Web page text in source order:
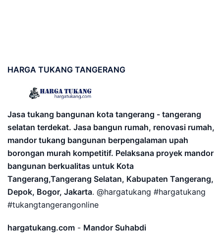
HARGA TUKANG TANGERANG
Jasa tukang bangunan kota tangerang - tangerang
selatan terdekat. Jasa bangun rumah, renovasi rumah,
mandor tukang bangunan berpengalaman upah
borongan murah kompetitif. Pelaksana proyek mandor
bangunan berkualitas untuk Kota
Tangerang,Tangerang Selatan, Kabupaten Tangerang,
Depok, Bogor, Jakarta. @hargatukang #hargatukang
#tukangtangerangonline
hargatukang.com - Mandor Suhabdi